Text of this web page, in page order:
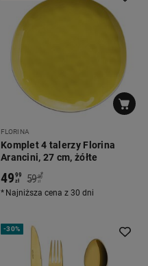
FLORINA
Komplet 4 talerzy Florina
Arancini, 27 cm, żółte
4999
zł 59 90
zł
*
Najniższa cena z 30 dni
-30%